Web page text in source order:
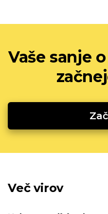
Vaše sanje
Več virov